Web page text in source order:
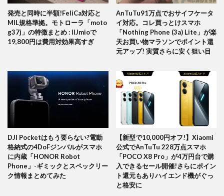
発売と同時に半額!FeliCa対応と
MIL規格準拠。モトローラ「moto
g37j」の特徴まとめ : IIJmioで
19,800円は費用対効果高すぎ
AnTuTu91万点でおサイフケータ
イ対応。コレ買っとけスマホ
「Nothing Phone (3a) Lite」が楽
天お買い物マラソンでポイント還
元アップ! 実質さらに安く狙い目
DJI Pocketはもう要らない?電動
格納式の4DoFジンバルがスマホ
に内蔵「HONOR Robot
Phone」-ギミックとスペックリー
ク情報まとめてみた
【新型で10,000円オフ!】Xiaomi
公式でAnTuTu 228万点スマホ
「POCO X8 Pro」が4万円台で購
入できるセール開催!さらにポイン
ト還元もありハイエンド機がぐっ
と格安に